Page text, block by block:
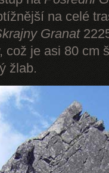
na celé
Granat
což je asi 80 cm
žlab.